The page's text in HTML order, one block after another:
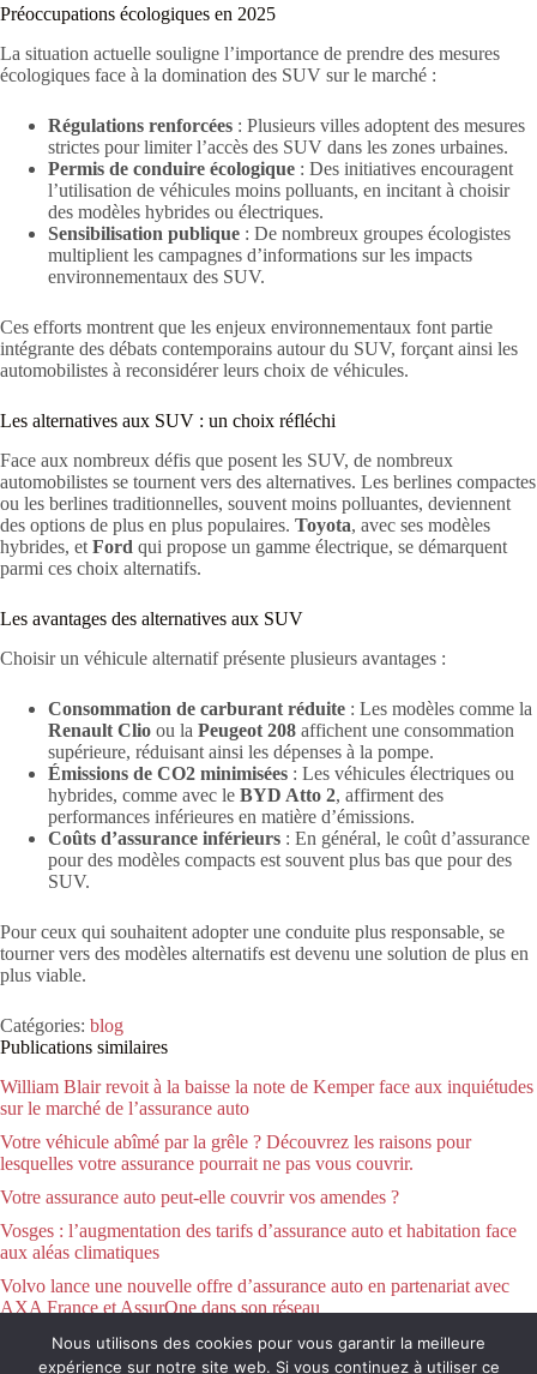
Préoccupations écologiques en 2025
La situation actuelle souligne l’importance de prendre des mesures
écologiques face à la domination des SUV sur le marché :
Régulations renforcées : Plusieurs villes adoptent des mesures
strictes pour limiter l’accès des SUV dans les zones urbaines.
Permis de conduire écologique : Des initiatives encouragent
l’utilisation de véhicules moins polluants, en incitant à choisir
des modèles hybrides ou électriques.
Sensibilisation publique : De nombreux groupes écologistes
multiplient les campagnes d’informations sur les impacts
environnementaux des SUV.
Ces efforts montrent que les enjeux environnementaux font partie
intégrante des débats contemporains autour du SUV, forçant ainsi les
automobilistes à reconsidérer leurs choix de véhicules.
Les alternatives aux SUV : un choix réfléchi
Face aux nombreux défis que posent les SUV, de nombreux
automobilistes se tournent vers des alternatives. Les berlines compactes
ou les berlines traditionnelles, souvent moins polluantes, deviennent
des options de plus en plus populaires. Toyota, avec ses modèles
hybrides, et Ford qui propose un gamme électrique, se démarquent
parmi ces choix alternatifs.
Les avantages des alternatives aux SUV
Choisir un véhicule alternatif présente plusieurs avantages :
Consommation de carburant réduite : Les modèles comme la
Renault Clio ou la Peugeot 208 affichent une consommation
supérieure, réduisant ainsi les dépenses à la pompe.
Émissions de CO2 minimisées : Les véhicules électriques ou
hybrides, comme avec le BYD Atto 2, affirment des
performances inférieures en matière d’émissions.
Coûts d’assurance inférieurs : En général, le coût d’assurance
pour des modèles compacts est souvent plus bas que pour des
SUV.
Pour ceux qui souhaitent adopter une conduite plus responsable, se
tourner vers des modèles alternatifs est devenu une solution de plus en
plus viable.
Catégories: blog
Publications similaires
William Blair revoit à la baisse la note de Kemper face aux inquiétudes
sur le marché de l’assurance auto
Votre véhicule abîmé par la grêle ? Découvrez les raisons pour
lesquelles votre assurance pourrait ne pas vous couvrir.
Votre assurance auto peut-elle couvrir vos amendes ?
Vosges : l’augmentation des tarifs d’assurance auto et habitation face
aux aléas climatiques
Volvo lance une nouvelle offre d’assurance auto en partenariat avec
AXA France et AssurOne dans son réseau
Nous utilisons des cookies pour vous garantir la meilleure
expérience sur notre site web. Si vous continuez à utiliser ce